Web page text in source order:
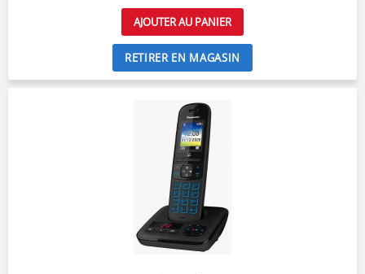
AJOUTER AU PANIER
RETIRER EN MAGASIN